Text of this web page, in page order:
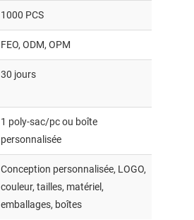
1000 PCS
FEO, ODM, OPM
30 jours
1 poly-sac/pc ou boîte
personnalisée
Conception personnalisée, LOGO,
couleur, tailles, matériel,
emballages, boîtes